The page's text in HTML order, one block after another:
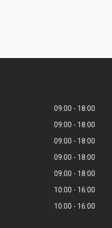
09:00
18:00
09:00
18:00
09:00
18:00
09:00
18:00
09:00
18:00
10:00
16:00
10:00 16:00